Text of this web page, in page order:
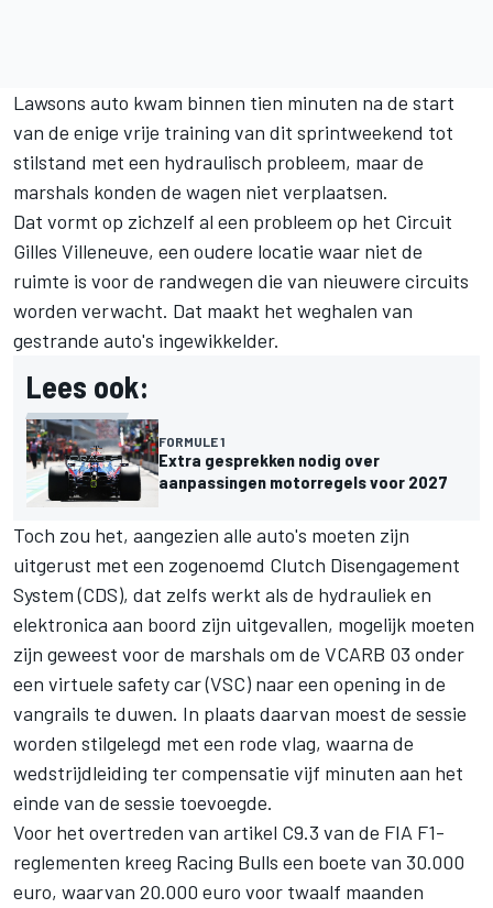
Lawsons auto kwam binnen tien minuten na de start
van de enige vrije training van dit sprintweekend tot
stilstand met een hydraulisch probleem, maar de
marshals konden de wagen niet verplaatsen.
Dat vormt op zichzelf al een probleem op het Circuit
Gilles Villeneuve, een oudere locatie waar niet de
ruimte is voor de randwegen die van nieuwere circuits
worden verwacht. Dat maakt het weghalen van
gestrande auto's ingewikkelder.
Lees ook:
FORMULE 1
Extra gesprekken nodig over
aanpassingen motorregels voor 2027
Toch zou het, aangezien alle auto's moeten zijn
uitgerust met een zogenoemd Clutch Disengagement
System (CDS), dat zelfs werkt als de hydrauliek en
elektronica aan boord zijn uitgevallen, mogelijk moeten
zijn geweest voor de marshals om de VCARB 03 onder
een virtuele safety car (VSC) naar een opening in de
vangrails te duwen. In plaats daarvan moest de sessie
worden stilgelegd met een rode vlag, waarna de
wedstrijdleiding ter compensatie vijf minuten aan het
einde van de sessie toevoegde.
Voor het overtreden van artikel C9.3 van de FIA F1-
reglementen kreeg Racing Bulls een boete van 30.000
euro, waarvan 20.000 euro voor twaalf maanden